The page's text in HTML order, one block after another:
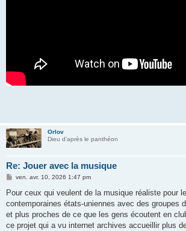
Orlov
Dieu d'après le panthéon
Re: Jouer avec la musique
M
s
a
g
e
ven. avr. 10, 2026 1:47 pm
Pour ceux qui veulent de la musique réaliste pour
contemporaines états-uniennes avec des groupes
et plus proches de ce que les gens écoutent en
ce projet qui a vu internet archives accueillir plus